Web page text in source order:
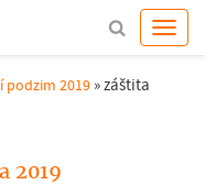
podzim 2019 »záštita
2019